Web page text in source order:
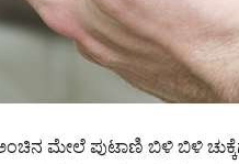
ಅಂಚಿನ ಮೇಲೆ ಪುಟಾಣಿ ಬಿಳಿ ಬಿಳಿ